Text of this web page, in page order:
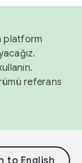
platform
referans